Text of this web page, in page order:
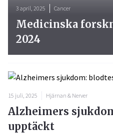
15 juli, 2025 Hjärnan & Nerver
Alzheimers
upptäckt
3 april, 2025 Cancer
Medicinska
2024